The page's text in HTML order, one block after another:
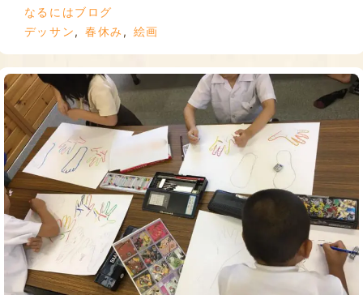
なるにはブログ
デッサン, 春休み , 絵画